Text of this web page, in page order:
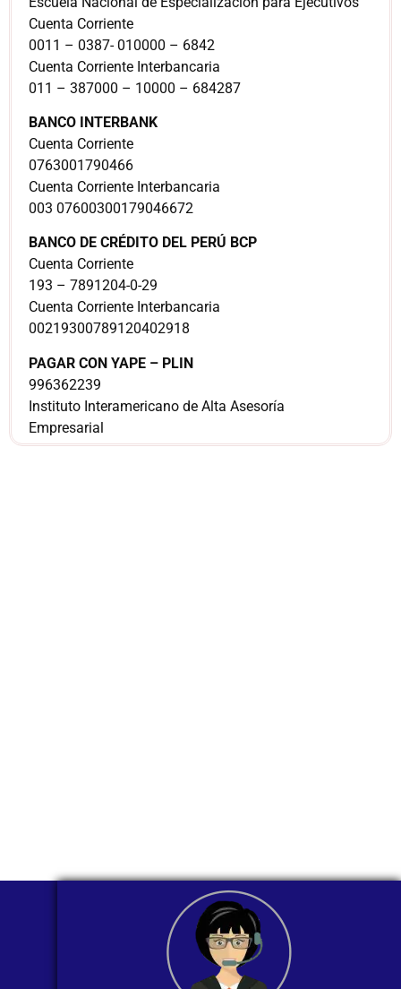
Cuenta Corriente
0011 – 0387- 010000 – 6842
Cuenta Corriente Interbancaria
011 – 387000 – 10000 – 684287
BANCO INTERBANK
Cuenta Corriente
0763001790466
Cuenta Corriente Interbancaria
003 07600300179046672
BANCO DE CRÉDITO DEL PERÚ BCP
Cuenta Corriente
193 – 7891204-0-29
Cuenta Corriente Interbancaria
00219300789120402918
PAGAR CON YAPE – PLIN
996362239
Instituto Interamericano de Alta Asesoría
Empresarial